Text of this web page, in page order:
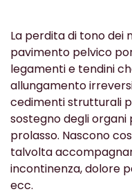
La perdita di tono dei
pavimento pelvico
legamenti e tendini
allungamento
cedimenti strutturali
sostegno degli
prolasso. Nascono
talvolta
incontinenza, dolore
ecc.